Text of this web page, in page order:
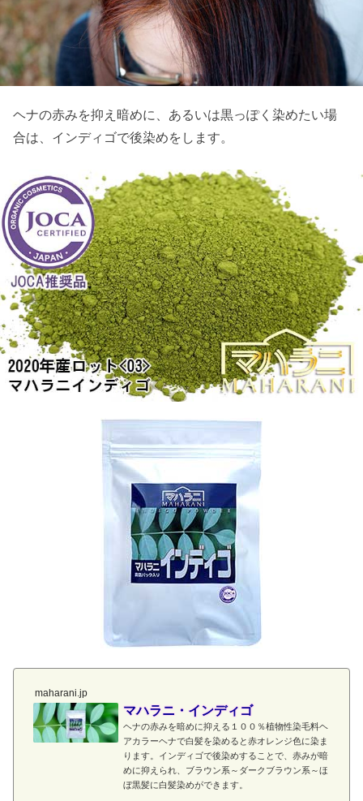
ヘナの赤みを抑え暗めに、あるいは黒っぽく染めたい場
合は、インディゴで後染めをします。
maharani.jp
マハラニ・インディゴ
ヘナの赤みを暗めに抑える１００％植物性染毛料ヘ
アカラーヘナで白髪を染めると赤オレンジ色に染ま
ります。インディゴで後染めすることで、赤みが暗
めに抑えられ、ブラウン系～ダークブラウン系～ほ
ぼ黒髪に白髪染めができます。